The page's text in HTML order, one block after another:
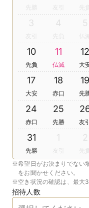
友引 先負
3
友引
4
先負
5
仏滅
10
先負
11
仏滅
12
大
17
大安
18
赤口
19
先
24
赤口
25
先勝 友
31
先勝
1
友引
2
先負
※希望日がお決まりでない
をお聞かせください。
※空き状況の確認は、最大
招待人数